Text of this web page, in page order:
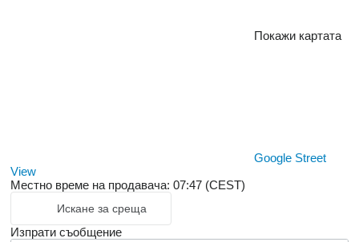
Покажи картата
Google Street
View
Местно време на продавача: 07:47 (CEST)
Искане за среща
Изпрати съобщение